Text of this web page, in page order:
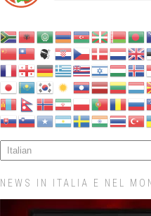
NEWS IN ITALIA E NEL